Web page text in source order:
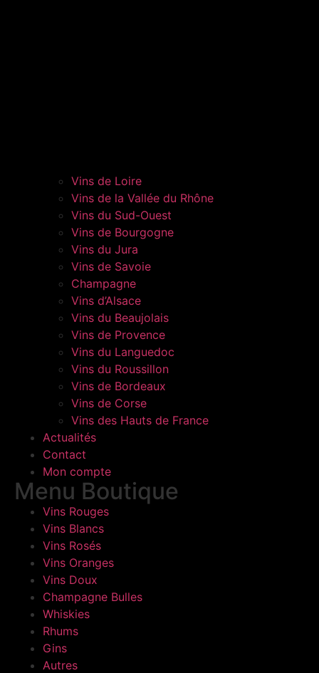
Vins de Loire
Vins de la Vallée du Rhône
Vins du Sud-Ouest
Vins de Bourgogne
Vins du Jura
Vins de Savoie
Champagne
Vins d’Alsace
Vins du Beaujolais
Vins de Provence
Vins du Languedoc
Vins du Roussillon
Vins de Bordeaux
Vins de Corse
Vins des Hauts de France
Actualités
Contact
Mon compte
Menu Boutique
Vins Rouges
Vins Blancs
Vins Rosés
Vins Oranges
Vins Doux
Champagne Bulles
Whiskies
Rhums
Gins
Autres